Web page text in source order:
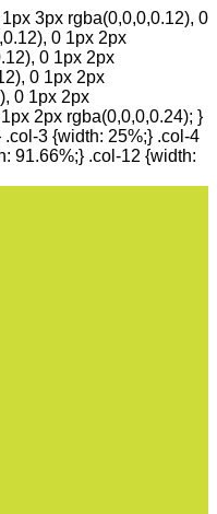
3px rgba(0,0,0,0.12), 0
0 1px 2px
0 1px 2px
0 1px 2px
0 1px 2px
2px rgba(0,0,0,0.24); }
3 {width: 25%;} .col-4
91.66%;} .col-12 {width: